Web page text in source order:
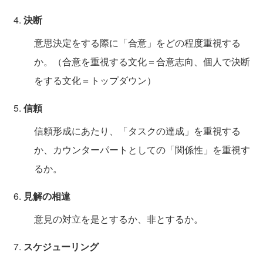
決断
意思決定をする際に「合意」をどの程度重視する
か。（合意を重視する文化＝合意志向、個人で決断
をする文化＝トップダウン）
信頼
信頼形成にあたり、「タスクの達成」を重視する
か、カウンターパートとしての「関係性」を重視す
るか。
見解の相違
意見の対立を是とするか、非とするか。
スケジューリング